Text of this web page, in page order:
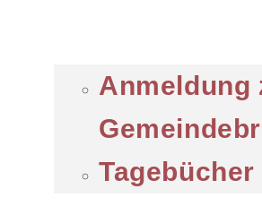
Anmeldung
Tagebücher